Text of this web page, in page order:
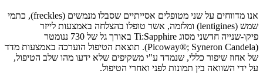
אנו מדווחים על שני מטופלים אסייתיים שסבלו מנמשים (freckles), כתמי
שמש (lentigines) ומלזמה, אשר טופלו בהצלחה באמצעות לייזר
פיקו-שנייה חדשני מסוג Ti:Sapphire באורך גל של 730 ננומטר
(Picoway®; Syneron Candela). תוצאת הטיפול הוערכה באמצעות מדד
של אחוז שיפור כללי, שנמדד ע"י משקיפים שלא ידעו מהו שלב הטיפול,
על ידי השוואה בין תמונות לפני ואחרי הטיפול.